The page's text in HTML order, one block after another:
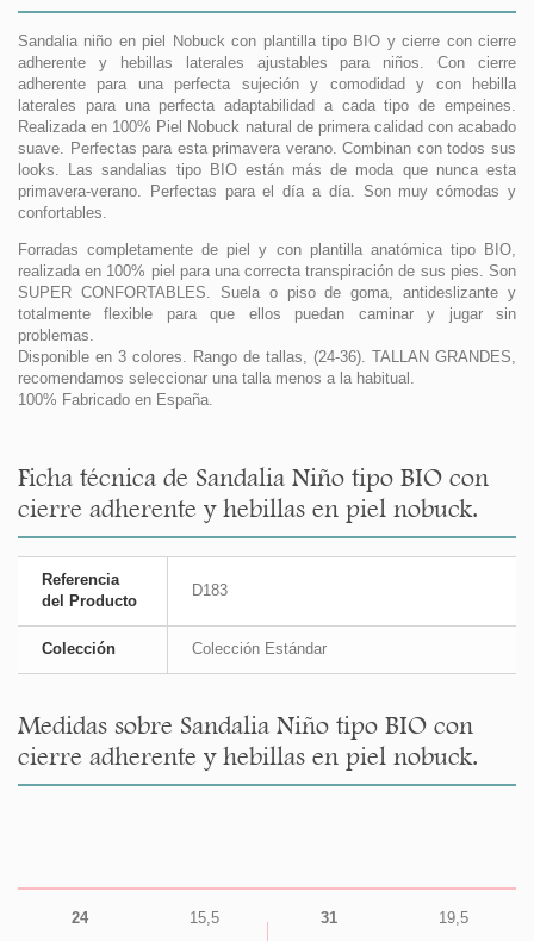
Sandalia niño en piel Nobuck con plantilla tipo BIO y cierre con cierre
adherente y hebillas laterales ajustables para niños. Con cierre
adherente para una perfecta sujeción y comodidad y con hebilla
laterales para una perfecta adaptabilidad a cada tipo de empeines.
Realizada en 100% Piel Nobuck natural de primera calidad con acabado
suave. Perfectas para esta primavera verano. Combinan con todos sus
looks. Las sandalias tipo BIO están más de moda que nunca esta
primavera-verano. Perfectas para el día a día. Son muy cómodas y
confortables.
Forradas completamente de piel y con plantilla anatómica tipo BIO,
realizada en 100% piel para una correcta transpiración de sus pies. Son
SUPER CONFORTABLES. Suela o piso de goma, antideslizante y
totalmente flexible para que ellos puedan caminar y jugar sin
problemas.
Disponible en 3 colores. Rango de tallas, (24-36). TALLAN GRANDES,
recomendamos seleccionar una talla menos a la habitual.
100% Fabricado en España.
Ficha técnica de Sandalia Niño tipo BIO con
cierre adherente y hebillas en piel nobuck.
Referencia
del Producto
D183
Colección Colección Estándar
Medidas sobre Sandalia Niño tipo BIO con
cierre adherente y hebillas en piel nobuck.
24
15,5
31
19,5